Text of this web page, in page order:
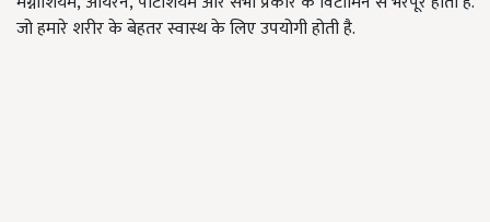
जो हमारे शरीर के बेहतर स्वास्थ के लिए उपयोगी होती है.